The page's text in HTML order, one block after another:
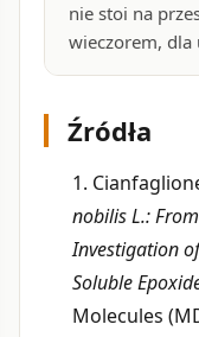
nie stoi na
wieczorem, dla
Źródła
1.
nobilis L.:
Investigation
Soluble
Molecules